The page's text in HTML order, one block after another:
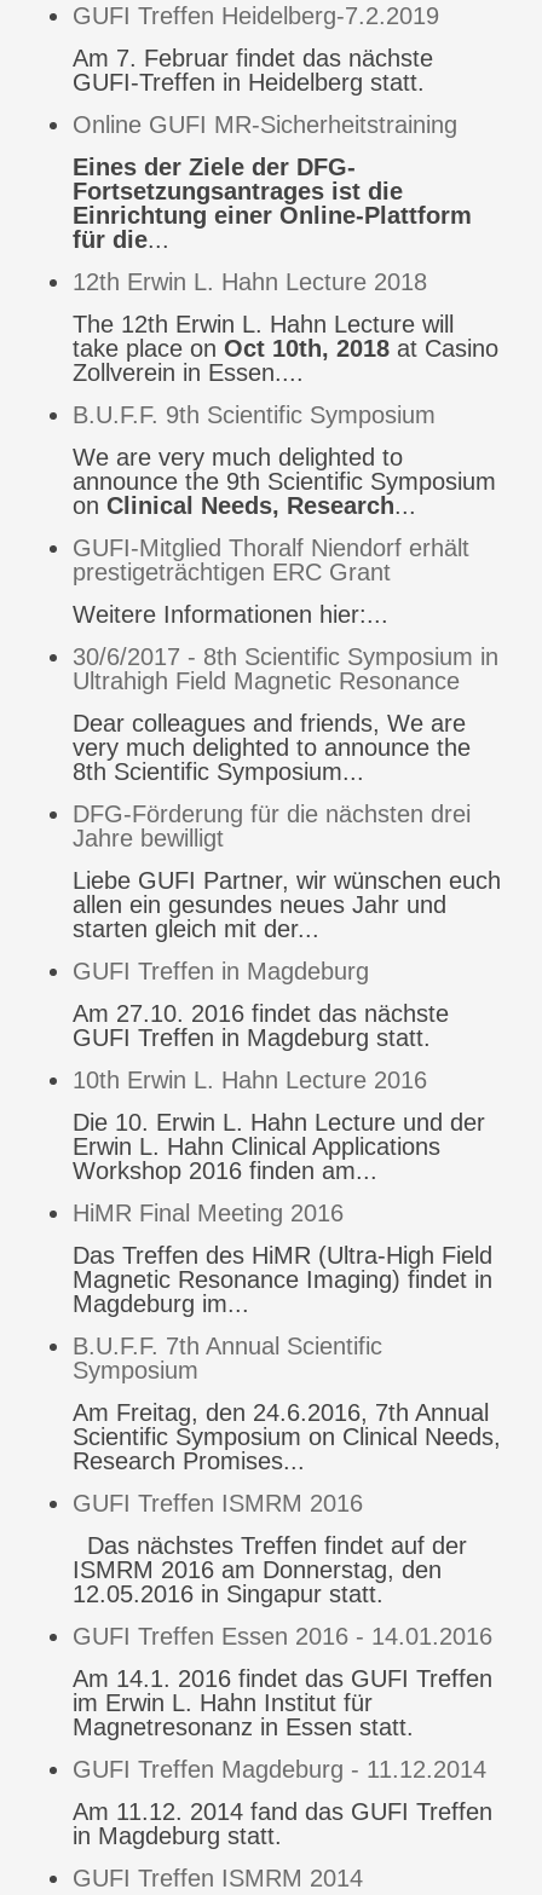
GUFI Treffen Heidelberg-7.2.2019
Am 7. Februar findet das nächste
GUFI-Treffen in Heidelberg statt.
Online GUFI MR-Sicherheitstraining
Eines der Ziele der DFG-
Fortsetzungsantrages ist die
Einrichtung einer Online-Plattform
für die...
12th Erwin L. Hahn Lecture 2018
The 12th Erwin L. Hahn Lecture will
take place on Oct 10th, 2018 at Casino
Zollverein in Essen....
B.U.F.F. 9th Scientific Symposium
We are very much delighted to
announce the 9th Scientific Symposium
on Clinical Needs, Research...
GUFI-Mitglied Thoralf Niendorf erhält
prestigeträchtigen ERC Grant
Weitere Informationen hier:...
30/6/2017 - 8th Scientific Symposium in
Ultrahigh Field Magnetic Resonance
Dear colleagues and friends, We are
very much delighted to announce the
8th Scientific Symposium...
DFG-Förderung für die nächsten drei
Jahre bewilligt
Liebe GUFI Partner, wir wünschen euch
allen ein gesundes neues Jahr und
starten gleich mit der...
GUFI Treffen in Magdeburg
Am 27.10. 2016 findet das nächste
GUFI Treffen in Magdeburg statt.
10th Erwin L. Hahn Lecture 2016
Die 10. Erwin L. Hahn Lecture und der
Erwin L. Hahn Clinical Applications
Workshop 2016 finden am...
HiMR Final Meeting 2016
Das Treffen des HiMR (Ultra-High Field
Magnetic Resonance Imaging) findet in
Magdeburg im...
B.U.F.F. 7th Annual Scientific
Symposium
Am Freitag, den 24.6.2016, 7th Annual
Scientific Symposium on Clinical Needs,
Research Promises...
GUFI Treffen ISMRM 2016
Das nächstes Treffen findet auf der
ISMRM 2016 am Donnerstag, den
12.05.2016 in Singapur statt.
GUFI Treffen Essen 2016 - 14.01.2016
Am 14.1. 2016 findet das GUFI Treffen
im Erwin L. Hahn Institut für
Magnetresonanz in Essen statt.
GUFI Treffen Magdeburg - 11.12.2014
Am 11.12. 2014 fand das GUFI Treffen
in Magdeburg statt.
GUFI Treffen ISMRM 2014